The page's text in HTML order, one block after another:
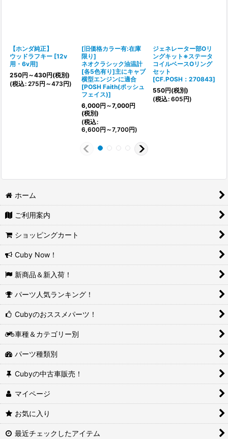
【ホンダ純正】
ウッドラフキー [12v
用・6v用]
250円 ～430円(税別)
(税込: 275円 ～473円)
[旧価格カラー有:在庫
限り]
ネオクラシック油温計
[各5色有り]主にキャブ
横型エンジンに適合
[POSH Faith(ポッシュ
フェイス)]
6,000円 ～7,000円
(税別)
(税込:
6,600円 ～7,700円)
ジェネレーター部Oリ
ングキット※ステータ
コイルベースOリング
セット
[CF.POSH：270843]
550円(税別)
(税込: 605円)
ホーム
ご利用案内
ショッピングカート
Cuby Now！
新商品＆新入荷！
パーツ人気ランキング！
Cubyのおススメパーツ！
車種＆カテゴリー別
パーツ種類別
Cubyの中古車販売！
マイページ
お気に入り
最近チェックしたアイテム